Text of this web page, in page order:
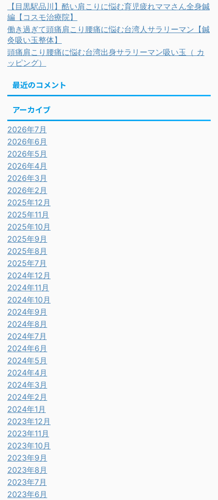
【目黒駅品川】酷い肩こりに悩む育児疲れママさん全身鍼
編【コスモ治療院】
働き過ぎて頭痛肩こり腰痛に悩む台湾人サラリーマン【鍼
灸吸い玉整体】
頭痛肩こり腰痛に悩む台湾出身サラリーマン吸い玉（ カ
ッピング）
最近のコメント
アーカイブ
2026年7月
2026年6月
2026年5月
2026年4月
2026年3月
2026年2月
2025年12月
2025年11月
2025年10月
2025年9月
2025年8月
2025年7月
2024年12月
2024年11月
2024年10月
2024年9月
2024年8月
2024年7月
2024年6月
2024年5月
2024年4月
2024年3月
2024年2月
2024年1月
2023年12月
2023年11月
2023年10月
2023年9月
2023年8月
2023年7月
2023年6月